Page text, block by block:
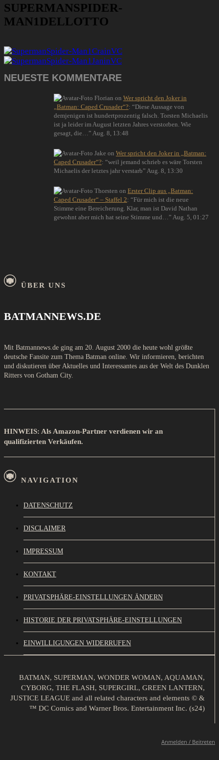
SUPERMANSPIDER-
MAN1DELLOTTO
NEUESTE KOMMENTARE
Florian on Wer spricht den Joker in
„Batman: Caped Crusader“?: “Diese Aussage von
demjenigen ist hundertprozentig falsch. Torsten Michaelis
ist ja leider im August letzten Jahres verstorben. Wie
gesagt, die… ” Aug. 8, 13:48
Jake on Wer spricht den Joker in „Batman:
Caped Crusader“?: “weil jemand schrieb es wäre Torsten
Michaelis der letztes jahr verstarb” Aug. 8, 13:30
Thorsten on Erster Clip aus „Batman:
Caped Crusader“ – Staffel 2: “Für mich ist die neue
Stimme eine Bereicherung. Klar, man ist David Nathan
gewohnt aber mich hat seine Stimme und… ” Aug. 5, 01:27
ÜBER UNS
BATMANNEWS.DE
Mit Batmannews.de ging am 20. August 2000 die heute wohl größte
deutsche Fansite zum Thema Batman online. Wir informieren, berichten
und diskutieren über Aktuelles und Interessantes aus der Welt des Dunklen
Ritters von Gotham City.
HINWEIS: Als Amazon-Partner verdienen wir an
qualifizierten Verkäufen.
NAVIGATION
DATENSCHUTZ
DISCLAIMER
IMPRESSUM
KONTAKT
PRIVATSPHÄRE-EINSTELLUNGEN ÄNDERN
HISTORIE DER PRIVATSPHÄRE-EINSTELLUNGEN
EINWILLIGUNGEN WIDERRUFEN
BATMAN, SUPERMAN, WONDER WOMAN, AQUAMAN,
CYBORG, THE FLASH, SUPERGIRL, GREEN LANTERN,
JUSTICE LEAGUE and all related characters and elements © &
™ DC Comics and Warner Bros. Entertainment Inc. (s24)
Anmelden / Beitreten